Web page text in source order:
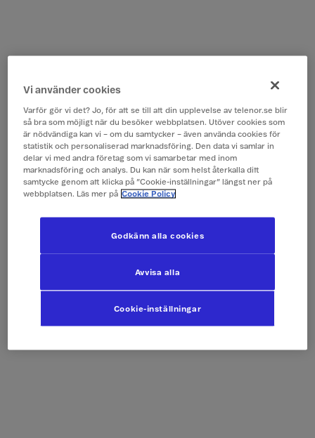
Vi använder cookies
Varför gör vi det? Jo, för att se till att din upplevelse av telenor.se blir
så bra som möjligt när du besöker webbplatsen. Utöver cookies som
är nödvändiga kan vi – om du samtycker – även använda cookies för
statistik och personaliserad marknadsföring. Den data vi samlar in
delar vi med andra företag som vi samarbetar med inom
marknadsföring och analys. Du kan när som helst återkalla ditt
samtycke genom att klicka på ”Cookie-inställningar” längst ner på
webbplatsen. Läs mer på Cookie Policy
Cookie-inställningar
Avvisa alla
Godkänn alla cookies